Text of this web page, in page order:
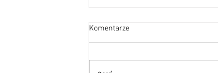
Komentarze